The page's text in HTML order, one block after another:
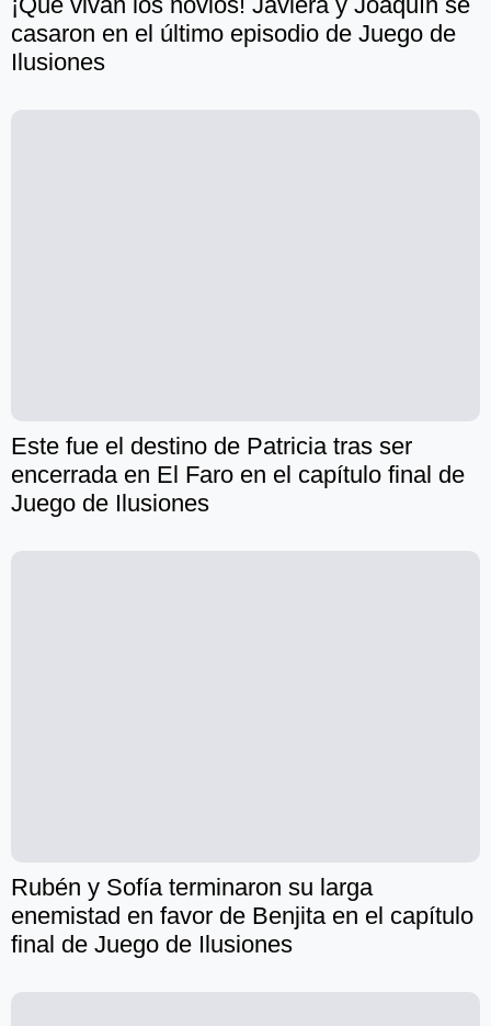
casaron en el último episodio de Juego de
Ilusiones
Este fue el destino de Patricia tras ser
encerrada en El Faro en el capítulo final de
Juego de Ilusiones
Rubén y Sofía terminaron su larga
enemistad en favor de Benjita en el capítulo
final de Juego de Ilusiones